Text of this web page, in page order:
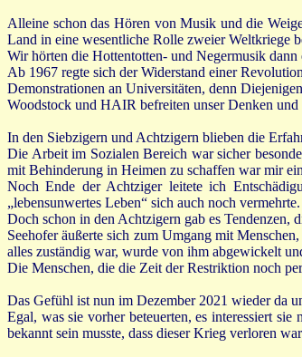
Alleine schon das Hören von Musik und die
Land in eine wesentliche Rolle zweier Weltkriege
Wir hörten die Hottentotten- und Negermusik
Ab 1967 regte sich der Widerstand einer
Demonstrationen an Universitäten, denn
Woodstock und HAIR befreiten unser Denken und
In den Siebzigern und Achtzigern blieben die
Die Arbeit im Sozialen Bereich war sicher
mit Behinderung in Heimen zu schaffen war mir
Noch Ende der Achtziger leitete ich
„lebensunwertes Leben“ sich auch noch vermehrte.
Doch schon in den Achtzigern gab es Tendenzen,
Seehofer äußerte sich zum Umgang mit
alles zuständig war, wurde von ihm abgewickelt
Die Menschen, die die Zeit der Restriktion noch
Das Gefühl ist nun im Dezember 2021 wieder da
Egal, was sie vorher beteuerten, es interessiert
bekannt sein musste, dass dieser Krieg verloren